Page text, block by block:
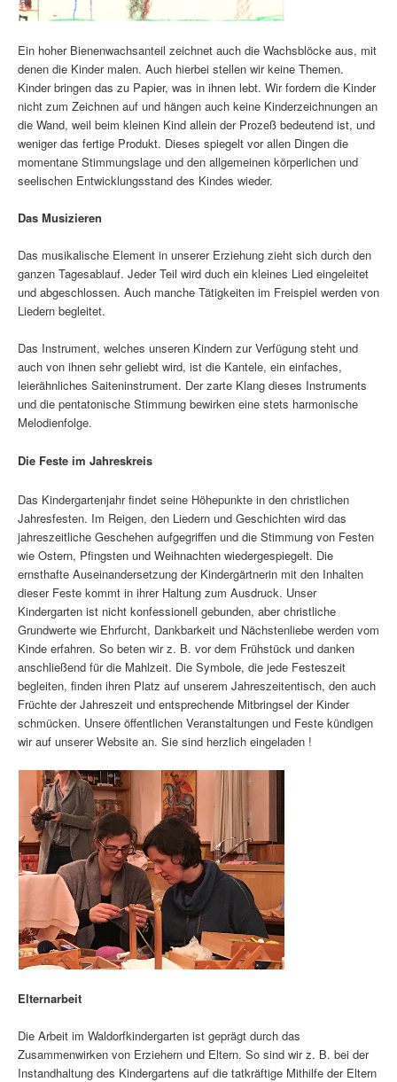
Ein hoher Bienenwachsanteil zeichnet auch die Wachsblöcke aus, mit
denen die Kinder malen. Auch hierbei stellen wir keine Themen.
Kinder bringen das zu Papier, was in ihnen lebt. Wir fordern die Kinder
nicht zum Zeichnen auf und hängen auch keine Kinderzeichnungen an
die Wand, weil beim kleinen Kind allein der Prozeß bedeutend ist, und
weniger das fertige Produkt. Dieses spiegelt vor allen Dingen die
momentane Stimmungslage und den allgemeinen körperlichen und
seelischen Entwicklungsstand des Kindes wieder.
Das Musizieren
Das musikalische Element in unserer Erziehung zieht sich durch den
ganzen Tagesablauf. Jeder Teil wird duch ein kleines Lied eingeleitet
und abgeschlossen. Auch manche Tätigkeiten im Freispiel werden von
Liedern begleitet.
Das Instrument, welches unseren Kindern zur Verfügung steht und
auch von ihnen sehr geliebt wird, ist die Kantele, ein einfaches,
leierähnliches Saiteninstrument. Der zarte Klang dieses Instruments
und die pentatonische Stimmung bewirken eine stets harmonische
Melodienfolge.
Die Feste im Jahreskreis
Das Kindergartenjahr findet seine Höhepunkte in den christlichen
Jahresfesten. Im Reigen, den Liedern und Geschichten wird das
jahreszeitliche Geschehen aufgegriffen und die Stimmung von Festen
wie Ostern, Pfingsten und Weihnachten wiedergespiegelt. Die
ernsthafte Auseinandersetzung der Kindergärtnerin mit den Inhalten
dieser Feste kommt in ihrer Haltung zum Ausdruck. Unser
Kindergarten ist nicht konfessionell gebunden, aber christliche
Grundwerte wie Ehrfurcht, Dankbarkeit und Nächstenliebe werden vom
Kinde erfahren. So beten wir z. B. vor dem Frühstück und danken
anschließend für die Mahlzeit. Die Symbole, die jede Festeszeit
begleiten, finden ihren Platz auf unserem Jahreszeitentisch, den auch
Früchte der Jahreszeit und entsprechende Mitbringsel der Kinder
schmücken. Unsere öffentlichen Veranstaltungen und Feste kündigen
wir auf unserer Website an. Sie sind herzlich eingeladen !
Elternarbeit
Die Arbeit im Waldorfkindergarten ist geprägt durch das
Zusammenwirken von Erziehern und Eltern. So sind wir z. B. bei der
Instandhaltung des Kindergartens auf die tatkräftige Mithilfe der Eltern